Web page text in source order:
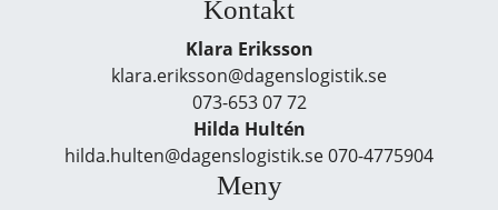
Kontakt
Klara Eriksson
klara.eriksson@dagenslogistik.se
073-653 07 72
Hilda Hultén
hilda.hulten@dagenslogistik.se 070-4775904
Meny